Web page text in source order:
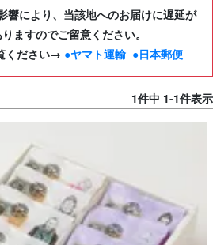
響により、当該地へのお届けに遅延が
ますのでご留意ください。
ください→ ●ヤマト運輸 ●日本郵便
1件中 1-1件表示